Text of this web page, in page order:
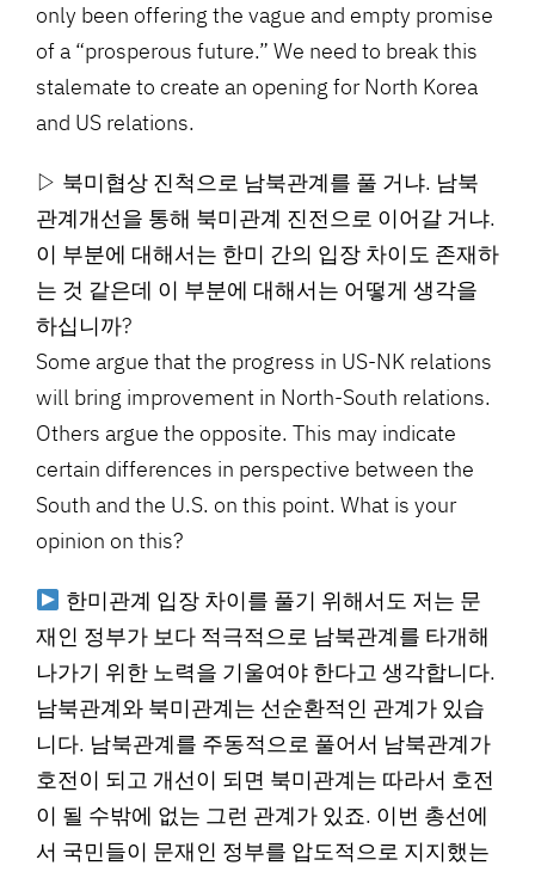
only been offering the vague and empty promise
of a “prosperous future.” We need to break this
stalemate to create an opening for North Korea
and US relations.
▷ 북미협상 진척으로 남북관계를 풀 거냐. 남북
관계개선을 통해 북미관계 진전으로 이어갈 거냐.
이 부분에 대해서는 한미 간의 입장 차이도 존재하
는 것 같은데 이 부분에 대해서는 어떻게 생각을
하십니까?
Some argue that the progress in US-NK relations
will bring improvement in North-South relations.
Others argue the opposite. This may indicate
certain differences in perspective between the
South and the U.S. on this point. What is your
opinion on this?
한미관계 입장 차이를 풀기 위해서도 저는 문
재인 정부가 보다 적극적으로 남북관계를 타개해
나가기 위한 노력을 기울여야 한다고 생각합니다.
남북관계와 북미관계는 선순환적인 관계가 있습
니다. 남북관계를 주동적으로 풀어서 남북관계가
호전이 되고 개선이 되면 북미관계는 따라서 호전
이 될 수밖에 없는 그런 관계가 있죠. 이번 총선에
서 국민들이 문재인 정부를 압도적으로 지지했는